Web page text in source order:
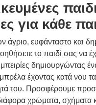
για κάθε
άγριο, ευφάνταστο και
το παιδί σας να
δημιουργώντας
έχοντας κατά νου τα
του. Προσφέρουμε
χρώματα, σχήματα